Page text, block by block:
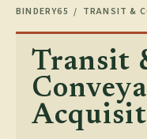
BINDERY65 / TRANSIT &
Transit